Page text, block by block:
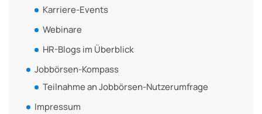
Karriere-Events
Webinare
HR-Blogs im Überblick
Jobbörsen-Kompass
Teilnahme an Jobbörsen-Nutzerumfrage
Impressum